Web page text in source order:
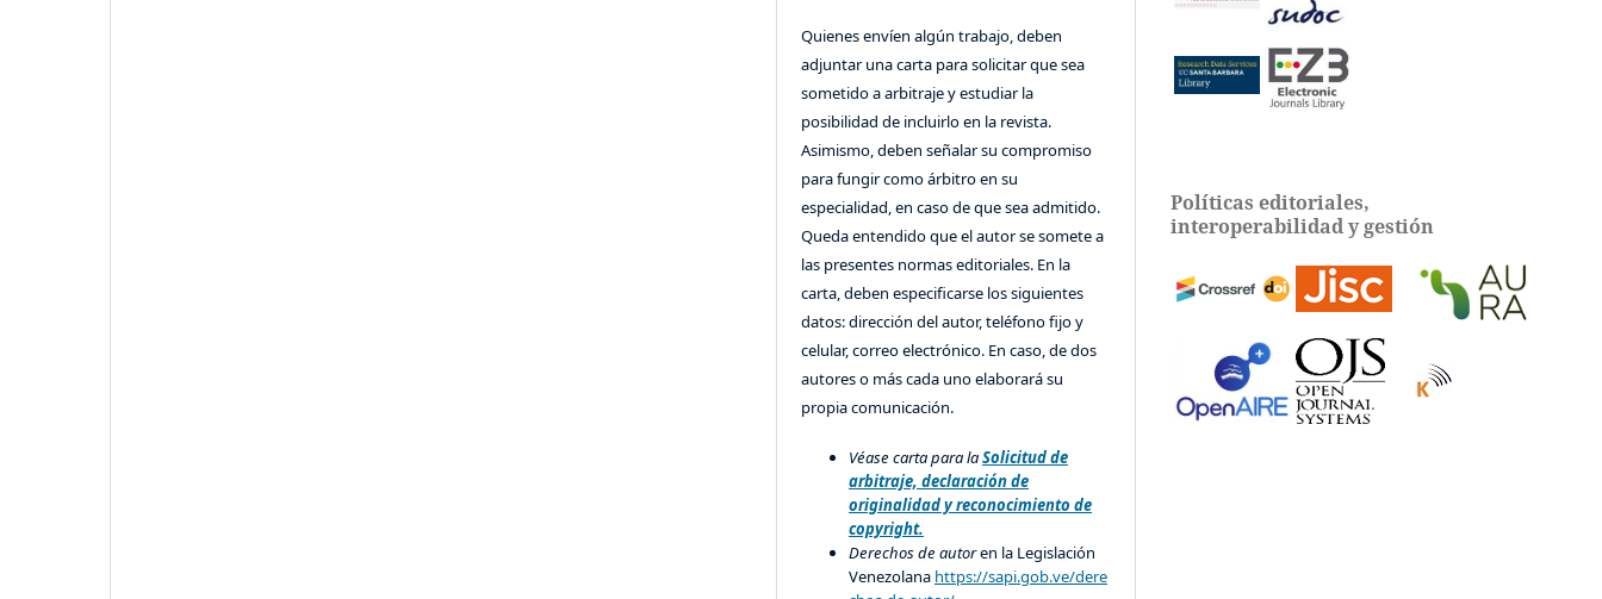
Quienes envíen algún trabajo, deben
adjuntar una carta para solicitar que sea
sometido a arbitraje y estudiar la
posibilidad de incluirlo en la revista.
Asimismo, deben señalar su compromiso
para fungir como árbitro en su
especialidad, en caso de que sea admitido.
Queda entendido que el autor se somete a
las presentes normas editoriales. En la
carta, deben especificarse los siguientes
datos: dirección del autor, teléfono fijo y
celular, correo electrónico. En caso, de dos
autores o más cada uno elaborará su
propia comunicación.
Véase carta para laSolicitud de
arbitraje, declaración de
originalidad y reconocimiento de
copyright.
Derechos de autoren la Legislación
Venezolana https://sapi.gob.ve/dere
Políticas editoriales,
interoperabilidad y gestión